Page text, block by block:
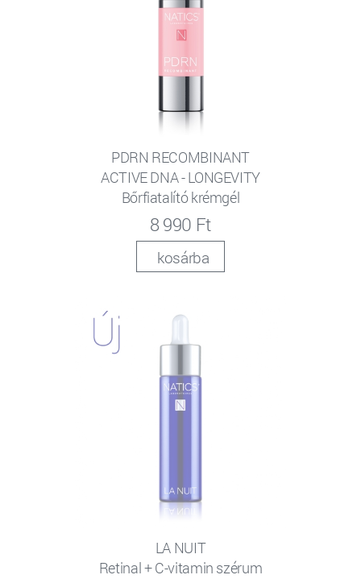
PDRN RECOMBINANT
ACTIVE DNA - LONGEVITY
Bőrfiatalító krémgél
8 990 Ft
kosárba
LA NUIT
Retinal + C-vitamin szérum